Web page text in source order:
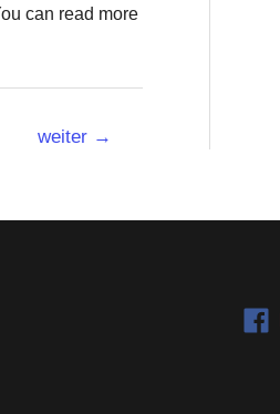
can read more
weiter →